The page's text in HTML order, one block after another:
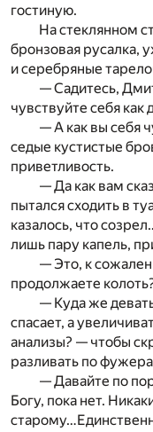
гостиную.
На стеклянном
бронзовая русалка,
и серебряные
— Садитесь,
чувствуйте себя как
— А как вы себя
седые кустистые
приветливость.
— Да как вам
пытался сходить в
казалось, что
лишь пару капель,
— Это, к
продолжаете
— Куда же
спасает, а
анализы? — чтобы
разливать по
— Давайте по
Богу, пока нет.